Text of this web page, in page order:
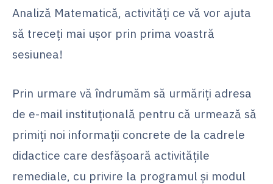
Analiză Matematică, activități ce vă vor ajuta
să treceți mai ușor prin prima voastră
sesiunea!
Prin urmare vă îndrumăm să urmăriți adresa
de e-mail instituțională pentru că urmează să
primiți noi informații concrete de la cadrele
didactice care desfășoară activitățile
remediale, cu privire la programul și modul